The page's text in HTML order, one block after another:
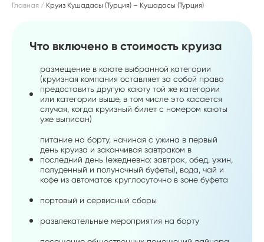
Главная Круиз Кушадасы (Турция) – Кушадасы (Турция)
Что включено в стоимость круиза
размещение в каюте выбранной категории
(круизная компания оставляет за собой право
предоставить другую каюту той же категории
или категории выше, в том числе это касается
случая, когда круизный билет с номером каюты
уже выписан)
питание на борту, начиная с ужина в первый
день круиза и заканчивая завтраком в
последний день (ежедневно: завтрак, обед, ужин,
полуденный и полуночный буфеты), вода, чай и
кофе из автоматов круглосуточно в зоне буфета
портовый и сервисный сборы
развлекательные мероприятия на борту